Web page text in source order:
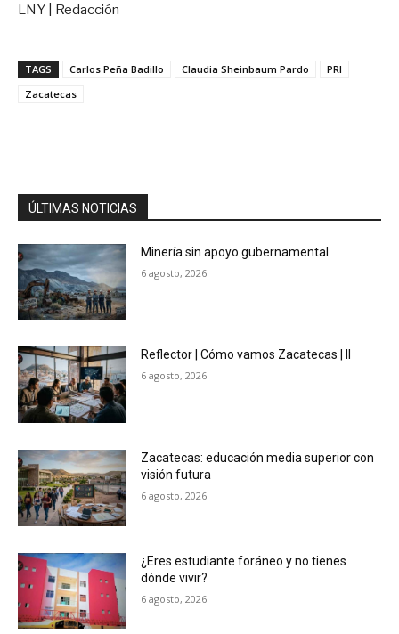
LNY | Redacción
TAGS Carlos Peña Badillo Claudia Sheinbaum Pardo
PRI
Zacatecas
ÚLTIMAS NOTICIAS
Minería sin apoyo gubernamental
6 agosto, 2026
Reflector | Cómo vamos Zacatecas | II
6 agosto, 2026
Zacatecas: educación media superior con
visión futura
6 agosto, 2026
¿Eres estudiante foráneo y no tienes
dónde vivir?
6 agosto, 2026